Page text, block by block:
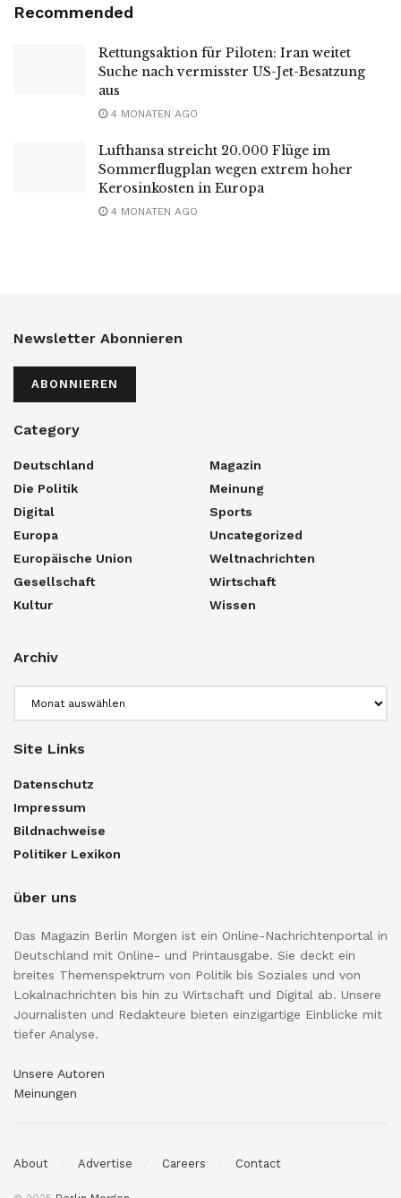
Recommended
Rettungsaktion für Piloten: Iran weitet
Suche nach vermisster US-Jet-Besatzung
aus
4 MONATEN AGO
Lufthansa streicht 20.000 Flüge im
Sommerflugplan wegen extrem hoher
Kerosinkosten in Europa
4 MONATEN AGO
Newsletter Abonnieren
ABONNIEREN
Category
Deutschland
Die Politik
Digital
Europa
Europäische Union
Gesellschaft
Kultur
Magazin
Meinung
Sports
Uncategorized
Weltnachrichten
Wirtschaft
Wissen
Archiv
Site Links
Datenschutz
Impressum
Bildnachweise
Politiker Lexikon
über uns
Das Magazin Berlin Morgen ist ein Online-Nachrichtenportal in
Deutschland mit Online- und Printausgabe. Sie deckt ein
breites Themenspektrum von Politik bis Soziales und von
Lokalnachrichten bis hin zu Wirtschaft und Digital ab. Unsere
Journalisten und Redakteure bieten einzigartige Einblicke mit
tiefer Analyse.
Unsere Autoren
Meinungen
About Advertise Careers Contact